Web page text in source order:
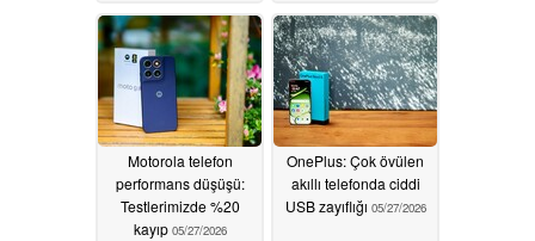
05/29/2026
Motorola telefon
performans düşüşü:
Testlerimizde %20
kayıp 05/27/2026
OnePlus: Çok övülen
akıllı telefonda ciddi
USB zayıflığı 05/27/2026